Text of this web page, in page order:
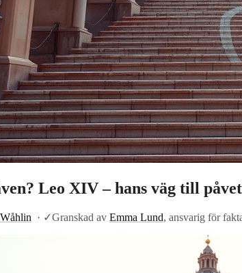
Leo XIV – hans väg till
· ✓Granskad av Emma Lund, ansvarig för